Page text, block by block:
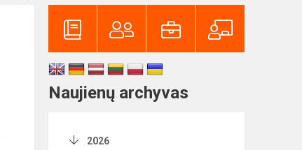
Naujienų archyvas
2026